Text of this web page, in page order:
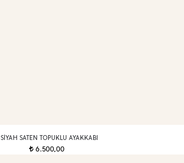
SIYAH SATEN TOPUKLU AYAKKABI
t 6.500,00